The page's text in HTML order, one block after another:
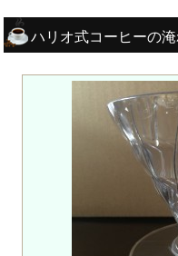
ハリオ式コーヒーの